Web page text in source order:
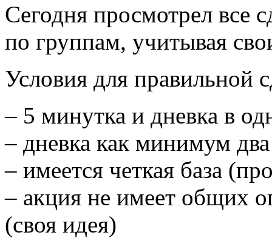
Сегодня просмотрел все
по группам, учитывая
Условия для правильной
– 5 минутка и дневка в
– дневка как минимум
– имеется четкая база
– акция не имеет общих
(своя идея)